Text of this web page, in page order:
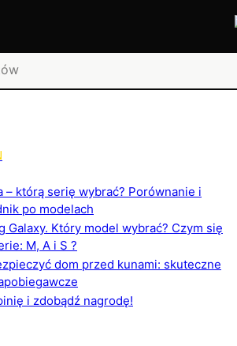
– którą serię wybrać? Porównanie i
po modelach
Galaxy. Który model wybrać? Czym się
M, A i S ?
dom przed kunami: skuteczne
i zdobądź nagrodę!